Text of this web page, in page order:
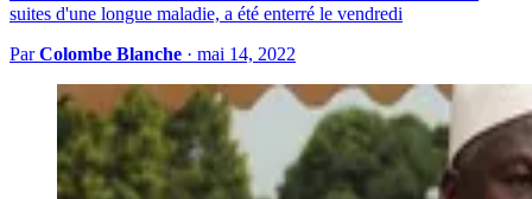
suites d'une longue maladie, a été enterré le vendredi
ParColombe Blanche · mai 14, 2022